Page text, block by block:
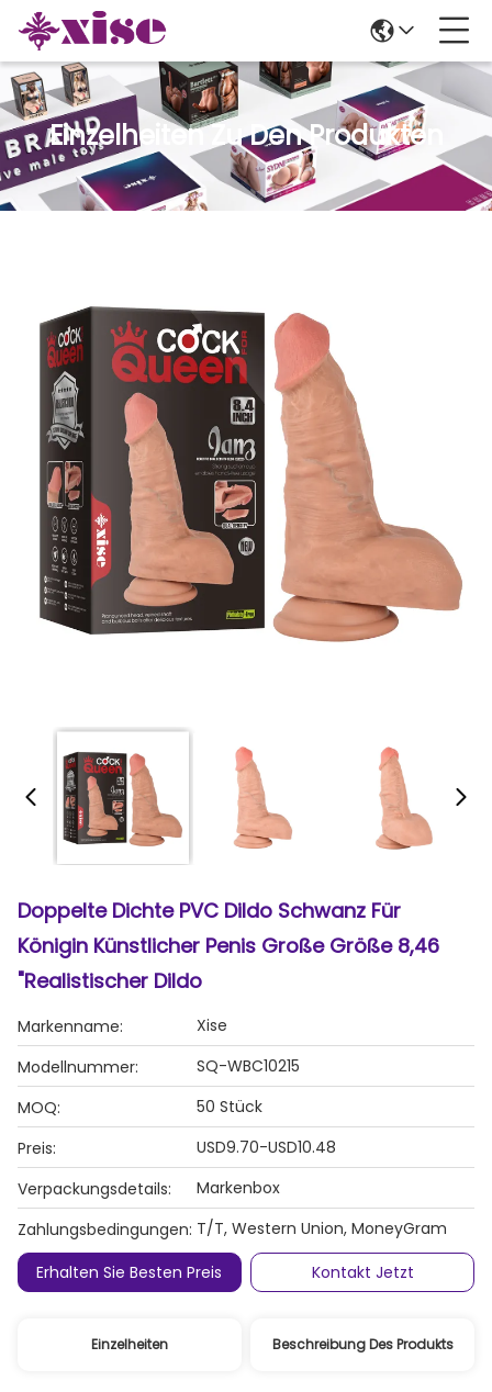
Einzelheiten Zu Den Produkten
Doppelte Dichte PVC Dildo Schwanz Für
Königin Künstlicher Penis Große Größe 8,46
"realistischer Dildo
Markenname:
Xise
Modellnummer:
SQ-WBC10215
MOQ:
50 Stück
Preis:
USD9.70-USD10.48
Verpackungsdetails:
Markenbox
Zahlungsbedingungen: T/T, Western Union, MoneyGram
Erhalten Sie Besten Preis
Kontakt Jetzt
Einzelheiten Beschreibung Des Produkts